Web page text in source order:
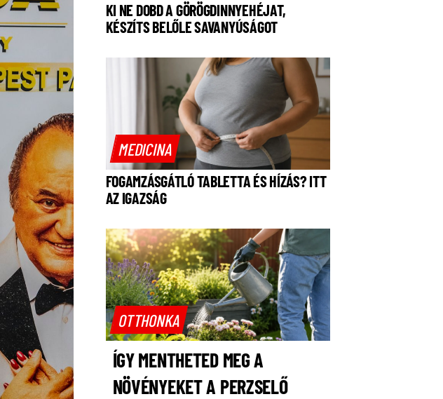
KI NE DOBD A GÖRÖGDINNYEHÉJAT,
KÉSZÍTS BELŐLE SAVANYÚSÁGOT
MEDICINA
FOGAMZÁSGÁTLÓ TABLETTA ÉS HÍZÁS? ITT
AZ IGAZSÁG
OTTHONKA
ÍGY MENTHETED MEG A
NÖVÉNYEKET A PERZSELŐ